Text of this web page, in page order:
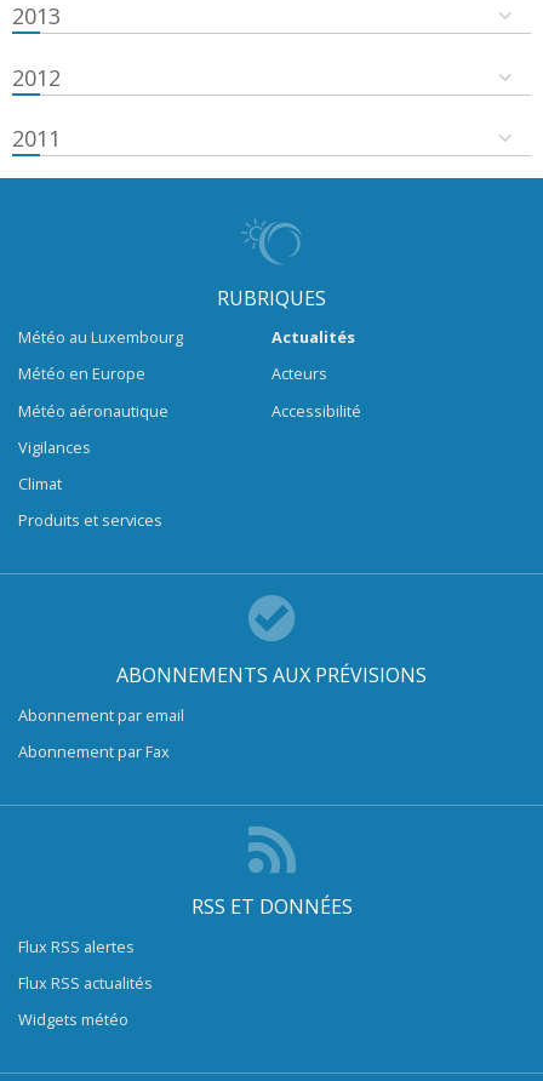
2013
2012
2011
RUBRIQUES
Météo au Luxembourg
Météo en Europe
Météo aéronautique
Vigilances
Climat
Produits et services
Actualités
Acteurs
Accessibilité
ABONNEMENTS AUX PRÉVISIONS
Abonnement par email
Abonnement par Fax
RSS ET DONNÉES
Flux RSS alertes
Flux RSS actualités
Widgets météo